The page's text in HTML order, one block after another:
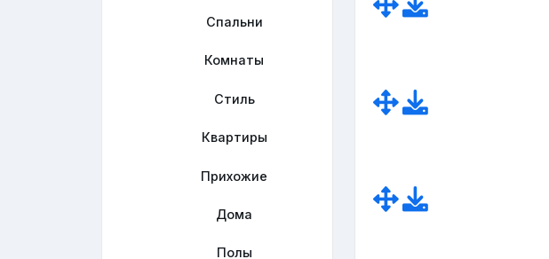
Спальни
Комнаты
Стиль
Квартиры
Прихожие
Дома
Полы